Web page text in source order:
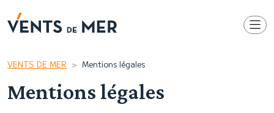
VENTS DE MER Mentions légales
Mentions légales